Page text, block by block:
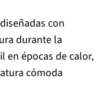
con
durante la
en épocas de calor,
cómoda